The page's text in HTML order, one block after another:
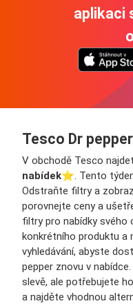
aplikaci
Tesco Dr
V obchodě Tesco
nabídek⭐️. Tento
Odstraňte filtry a
porovnejte ceny a
filtry pro nabídky svého
konkrétního produktu a
vyhledávání, abyste
pepper znovu v
slevě, ale potřebujete
a najděte vhodnou